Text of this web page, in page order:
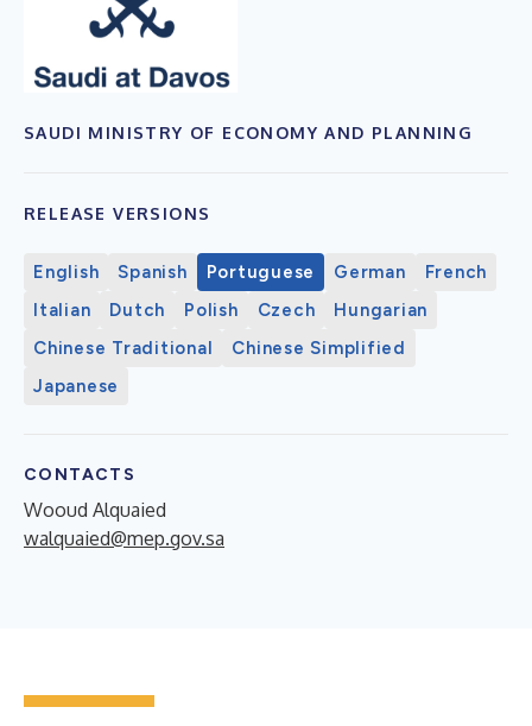
SAUDI MINISTRY OF ECONOMY AND PLANNING
RELEASE VERSIONS
English Spanish Portuguese German
French
Italian
Dutch Polish Czech
Hungarian
Chinese Traditional
Chinese Simplified
Japanese
CONTACTS
Wooud Alquaied
walquaied@mep.gov.sa